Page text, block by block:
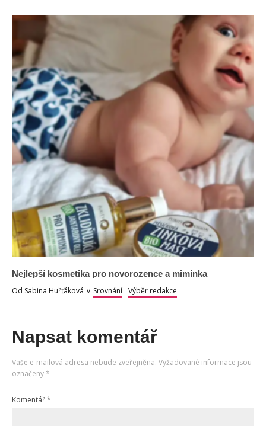
Nejlepší kosmetika pro novorozence a miminka
Od Sabina Huřťáková v Srovnání Výběr redakce
Napsat komentář
Vaše e-mailová adresa nebude zveřejněna. Vyžadované informace jsou
označeny*
Komentář*